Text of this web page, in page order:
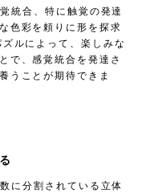
統合、特に触覚の発達
色彩を頼りに形を探求
ルによって、楽しみな
で、感覚統合を発達さ
うことが期待できま
に分割されている立体